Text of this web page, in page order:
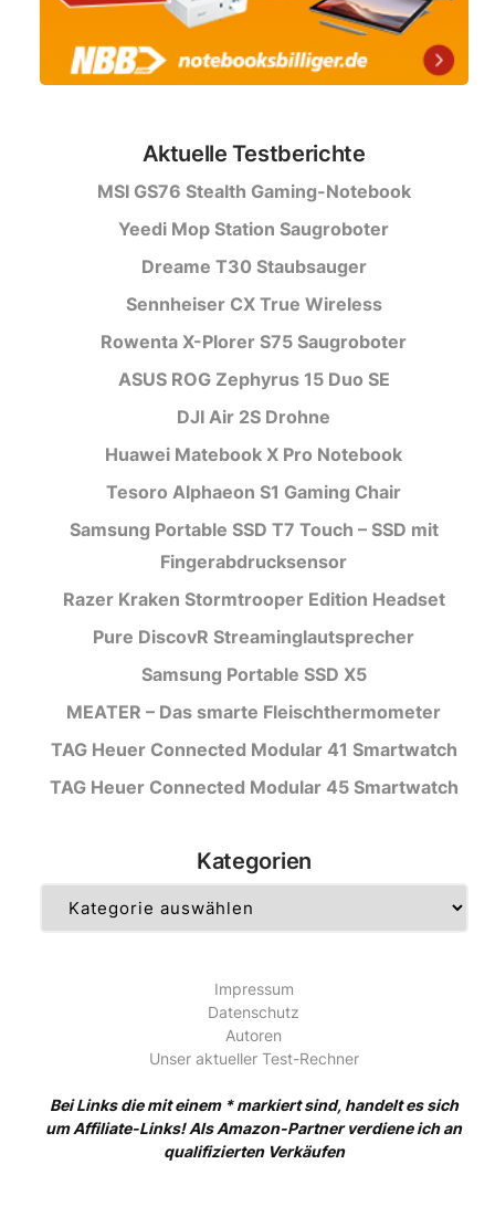
Aktuelle Testberichte
MSI GS76 Stealth Gaming-Notebook
Yeedi Mop Station Saugroboter
Dreame T30 Staubsauger
Sennheiser CX True Wireless
Rowenta X-Plorer S75 Saugroboter
ASUS ROG Zephyrus 15 Duo SE
DJI Air 2S Drohne
Huawei Matebook X Pro Notebook
Tesoro Alphaeon S1 Gaming Chair
Samsung Portable SSD T7 Touch – SSD mit
Fingerabdrucksensor
Razer Kraken Stormtrooper Edition Headset
Pure DiscovR Streaminglautsprecher
Samsung Portable SSD X5
MEATER – Das smarte Fleischthermometer
TAG Heuer Connected Modular 41 Smartwatch
TAG Heuer Connected Modular 45 Smartwatch
Kategorien
Impressum
Datenschutz
Autoren
Unser aktueller Test-Rechner
Bei Links die mit einem * markiert sind, handelt es sich
um Affiliate-Links! Als Amazon-Partner verdiene ich an
qualifizierten Verkäufen